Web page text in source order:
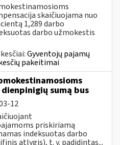
skaičiuojama nuo
1,289 darbo
darbo užmokestis
Gyventojų pajamų
pakeitimai
sumą bus
12
priskiriamą
indeksuotas darbo
atlygis), t. y. padidintas...